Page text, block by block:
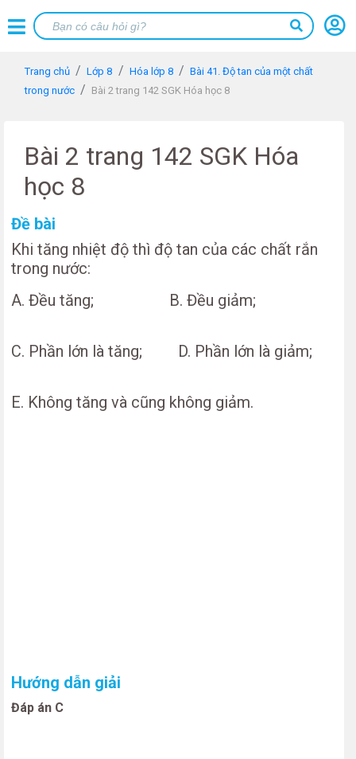
Trang chủ Lớp 8 Hóa lớp 8
Bài 41. Độ tan của một chất
trong nước
Bài 2 trang 142 SGK Hóa học 8
Bài 2 trang 142 SGK Hóa
học 8
Đề bài
Khi tăng nhiệt độ thì độ tan của các chất rắn
trong nước:
A. Đều tăng; B. Đều giảm;
C. Phần lớn là tăng; D. Phần lớn là giảm;
E. Không tăng và cũng không giảm.
Hướng dẫn giải
Đáp án C